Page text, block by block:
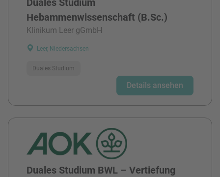
Duales Studium
Hebammenwissenschaft (B.Sc.)
Klinikum Leer gGmbH
Leer, Niedersachsen
Duales Studium
Details ansehen
Duales Studium BWL – Vertiefung